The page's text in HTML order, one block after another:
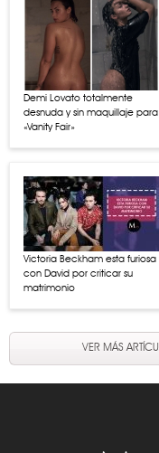
Demi Lovato totalmente
desnuda y sin maquillaje para
«Vanity Fair»
Victoria Beckham esta furiosa
con David por criticar su
matrimonio
VER MÁS